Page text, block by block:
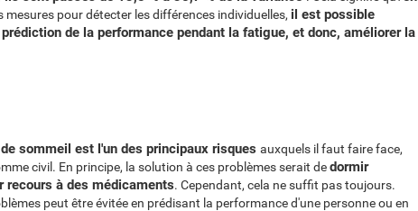
mesures pour détecter les différences individuelles, il est possible
de la performance pendant la fatigue, et donc, améliorer la
sommeil est l'un des principaux risques auxquels il faut faire face,
civil. En principe, la solution à ces problèmes serait dedormir
à des médicaments. Cependant, cela ne suffit pas toujours.
peut être évitée en prédisant la performance d'une personne ou en